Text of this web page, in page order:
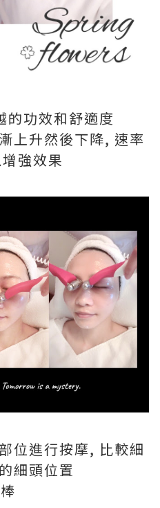
的功效和舒適度
上升然後下降, 速率
強效果
位進行按摩, 比較細
細頭位置